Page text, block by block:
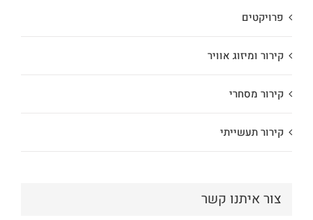
פרויקטים
קירור ומיזוג אוויר
קירור מסחרי
קירור תעשייתי
צור איתנו קשר